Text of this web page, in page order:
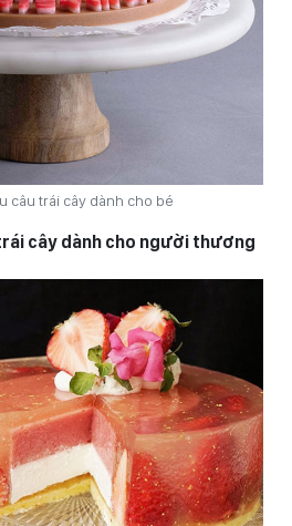
câu trái cây dành cho bé
cây dành cho người thương